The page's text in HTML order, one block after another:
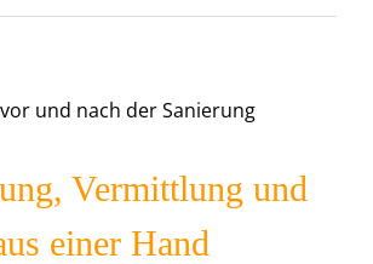
Vermittlung und
einer Hand